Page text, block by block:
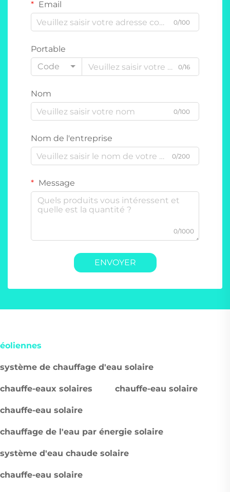
Email
0/100
Portable
Code
0/16
Nom
0/100
Nom de l'entreprise
0/200
Message
0/1000
ENVOYER
éoliennes
système de chauffage d'eau solaire
chauffe-eaux solaires chauffe-eau solaire
chauffe-eau solaire
chauffage de l'eau par énergie solaire
système d'eau chaude solaire
chauffe-eau solaire